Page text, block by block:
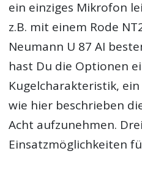
ein einziges Mikrofon
z.B. mit einem Rode
Neumann U 87 AI
hast Du die Optionen
Kugelcharakteristik,
wie hier beschrieben
Acht aufzunehmen.
Einsatzmöglichkeiten